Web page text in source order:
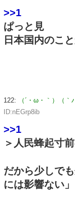
>>1
ぱっと見
日本国内のこ
122: （´・ω・｀）（
ID:nEGrp8ib
>>1
＞人民蜂起寸
だから少しで
には影響ない